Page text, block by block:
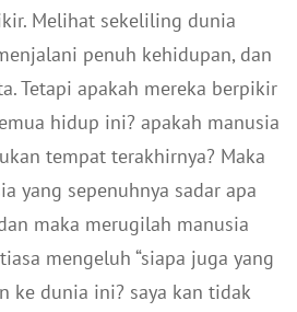
Melihat sekeliling dunia
penuh kehidupan, dan
Tetapi apakah mereka berpikir
hidup ini? apakah manusia
tempat terakhirnya? Maka
yang sepenuhnya sadar apa
maka merugilah manusia
mengeluh “siapa juga yang
ke dunia ini? saya kan tidak